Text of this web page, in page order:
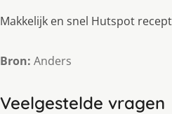
Makkelijk en snel Hutspot recept
Bron: Anders
Veelgestelde vragen